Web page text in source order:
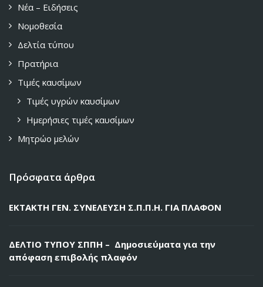
Νέα – Ειδήσεις
Νομοθεσία
Δελτία τύπου
Πρατήρια
Τιμές καυσίμων
Τιμές υγρών καυσίμων
Ημερήσιες τιμές καυσίμων
Μητρώο μελών
Πρόσφατα άρθρα
ΕΚΤΑΚΤΗ ΓΕΝ. ΣΥΝΕΛΕΥΣΗ Σ.Π.Π.Η. ΓΙΑ ΠΛΑΦΟΝ
ΔΕΛΤΙΟ ΤΥΠΟΥ ΣΠΠΗ – Δημοσιεύματα για την
απόφαση επιβολής πλαφόν